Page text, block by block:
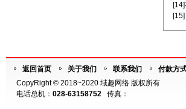
返回首页 关于我们 联系我们 付款方
CopyRight © 2018~2020 域趣网络 版权所有
电话总机： 028-63158752 传真：